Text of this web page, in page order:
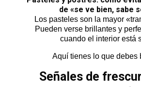
de «se ve bien, sabe
Los pasteles son la mayor
Pueden verse brillantes y
cuando el interior está
Aquí tienes lo que debes
Señales de